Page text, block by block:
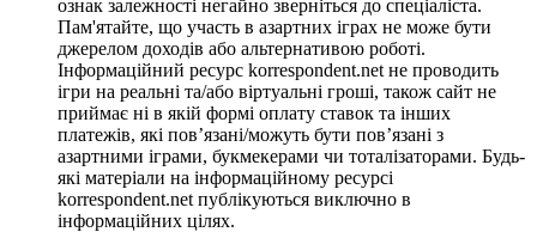
ознак залежності негайно зверніться до спеціаліста.
Пам'ятайте, що участь в азартних іграх не може бути
джерелом доходів або альтернативою роботі.
Інформаційний ресурс korrespondent.net не проводить
ігри на реальні та/або віртуальні гроші, також сайт не
приймає ні в якій формі оплату ставок та інших
платежів, які пов’язані/можуть бути пов’язані з
азартними іграми, букмекерами чи тоталізаторами. Будь-
які матеріали на інформаційному ресурсі
korrespondent.net публікуються виключно в
інформаційних цілях.